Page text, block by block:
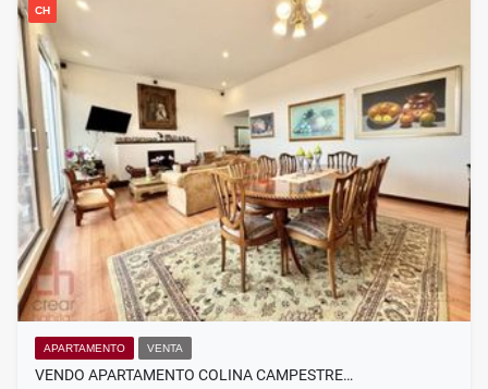
CH
APARTAMENTO VENTA
VENDO APARTAMENTO COLINA CAMPESTRE…